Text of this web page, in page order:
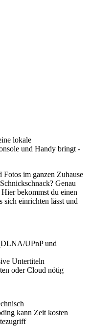
lokale
und Handy bringt -
im ganzen Zuhause
Genau
bekommst du einen
einrichten lässt und
UPnP und
Untertiteln
oder Cloud nötig
kann Zeit kosten